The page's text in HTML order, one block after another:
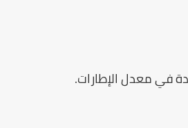
في معدل الإطارات.